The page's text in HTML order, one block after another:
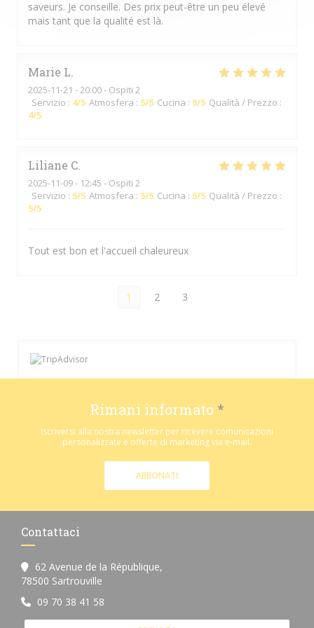
saveurs. Je conseille. Des prix peut-être un peu élevé
mais tant que la qualité est là.
Marie L
2025-11-21 - 20:00 - Ospiti 2
Servizio : 4/5 Atmosfera : 5/5 Cucina : 5/5 Qualità / Prezzo :
4/5
Liliane C
2025-11-09- 12:45 - Ospiti 2
Servizio : 5/5 Atmosfera : 5/5 Cucina : 5/5 Qualità / Prezzo :
5/5
Tout est bon et l'accueil chaleureux
1 2 3
Rimani informato *
Iscriversi alla nostra newsletter per ricevere comunicazioni
personalizzate e offerte di marketing via e-mail.
ABBONATI
Contattaci
62 Avenue de la République,
78500 Sartrouville
09 70 38 41 58